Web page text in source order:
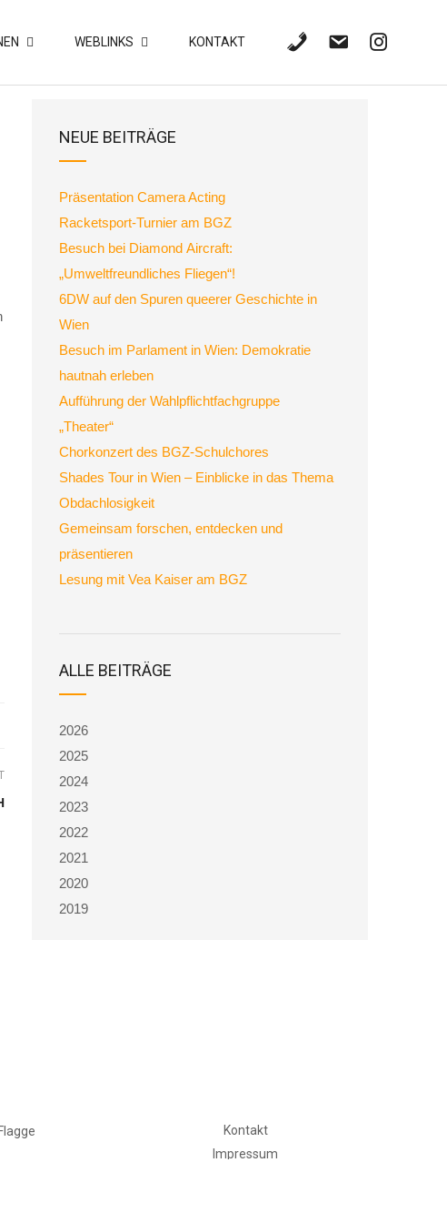
WEBLINKS KONTAKT
NEUE BEITRÄGE
Präsentation Camera Acting
Racketsport-Turnier am BGZ
Besuch bei Diamond Aircraft:
„Umweltfreundliches Fliegen“!
6DW auf den Spuren queerer Geschichte in
Wien
Besuch im Parlament in Wien: Demokratie
hautnah erleben
Aufführung der Wahlpflichtfachgruppe
„Theater“
Chorkonzert des BGZ-Schulchores
Shades Tour in Wien – Einblicke in das Thema
Obdachlosigkeit
Gemeinsam forschen, entdecken und
präsentieren
Lesung mit Vea Kaiser am BGZ
ALLE BEITRÄGE
2026
2025
2024
2023
2022
2021
2020
2019
Kontakt
Impressum